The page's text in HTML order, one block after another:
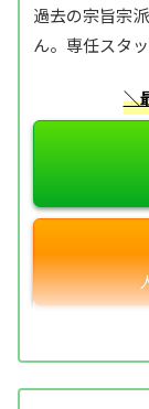
過去の宗旨宗
ん。専任スタ
＼